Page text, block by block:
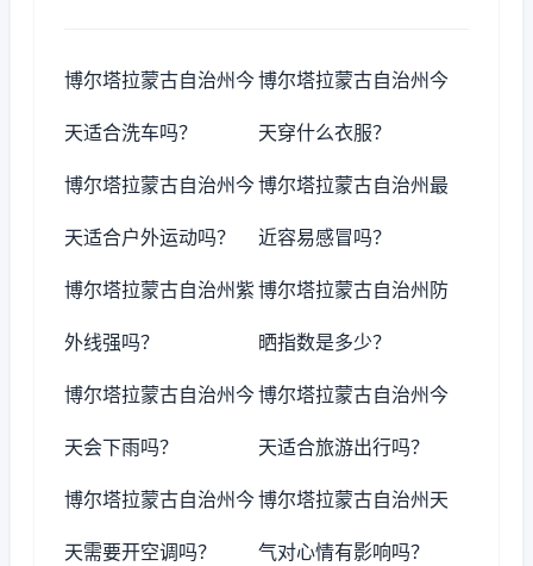
博尔塔拉蒙古自治州今
天适合洗车吗？
博尔塔拉蒙古自治州今
天穿什么衣服？
博尔塔拉蒙古自治州今
天适合户外运动吗？
博尔塔拉蒙古自治州最
近容易感冒吗？
博尔塔拉蒙古自治州紫
外线强吗？
博尔塔拉蒙古自治州防
晒指数是多少？
博尔塔拉蒙古自治州今
天会下雨吗？
博尔塔拉蒙古自治州今
天适合旅游出行吗？
博尔塔拉蒙古自治州今
天需要开空调吗？
博尔塔拉蒙古自治州天
气对心情有影响吗？